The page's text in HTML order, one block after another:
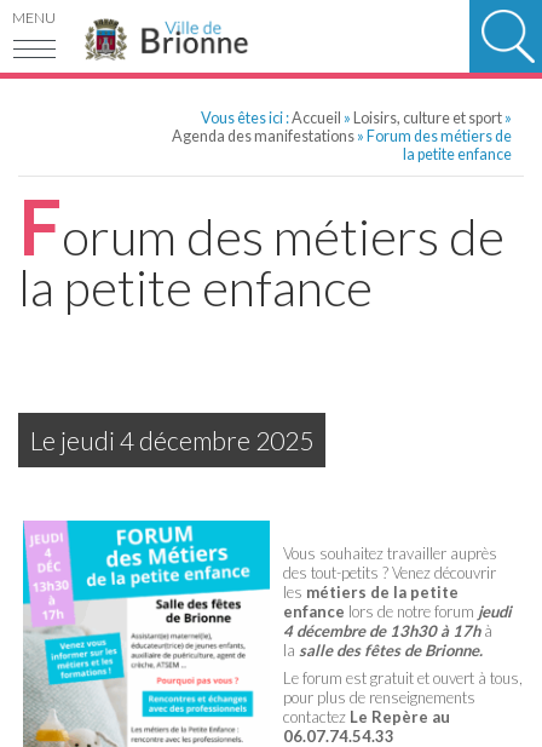
MENU
Vous êtes ici :Accueil » Loisirs, culture et sport »
Agenda des manifestations » Forum des métiers de
la petite enfance
Forum des métiers de
la petite enfance
Le jeudi 4 décembre 2025
Vous souhaitez travailler auprès
des tout-petits ? Venez découvrir
les métiers de la petite
enfance lors de notre forum jeudi
4 décembre de 13h30 à 17hà
la salle des fêtes de Brionne.
Le forum est gratuit et ouvert à tous,
pour plus de renseignements
contactez Le Repère au
06.07.74.54.33